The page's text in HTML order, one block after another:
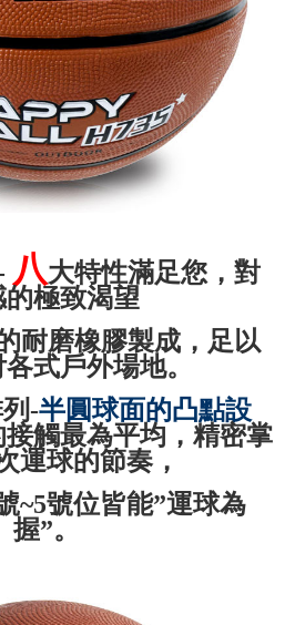
八大特性滿足您，對
的極致渴望
耐磨橡膠製成，足以
式戶外場地。
-半圓球面的凸點設
觸最為平均，精密掌
運球的節奏，
~5號位皆能”運球為
握”。